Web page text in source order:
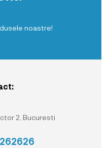
noastre!
2, Bucuresti